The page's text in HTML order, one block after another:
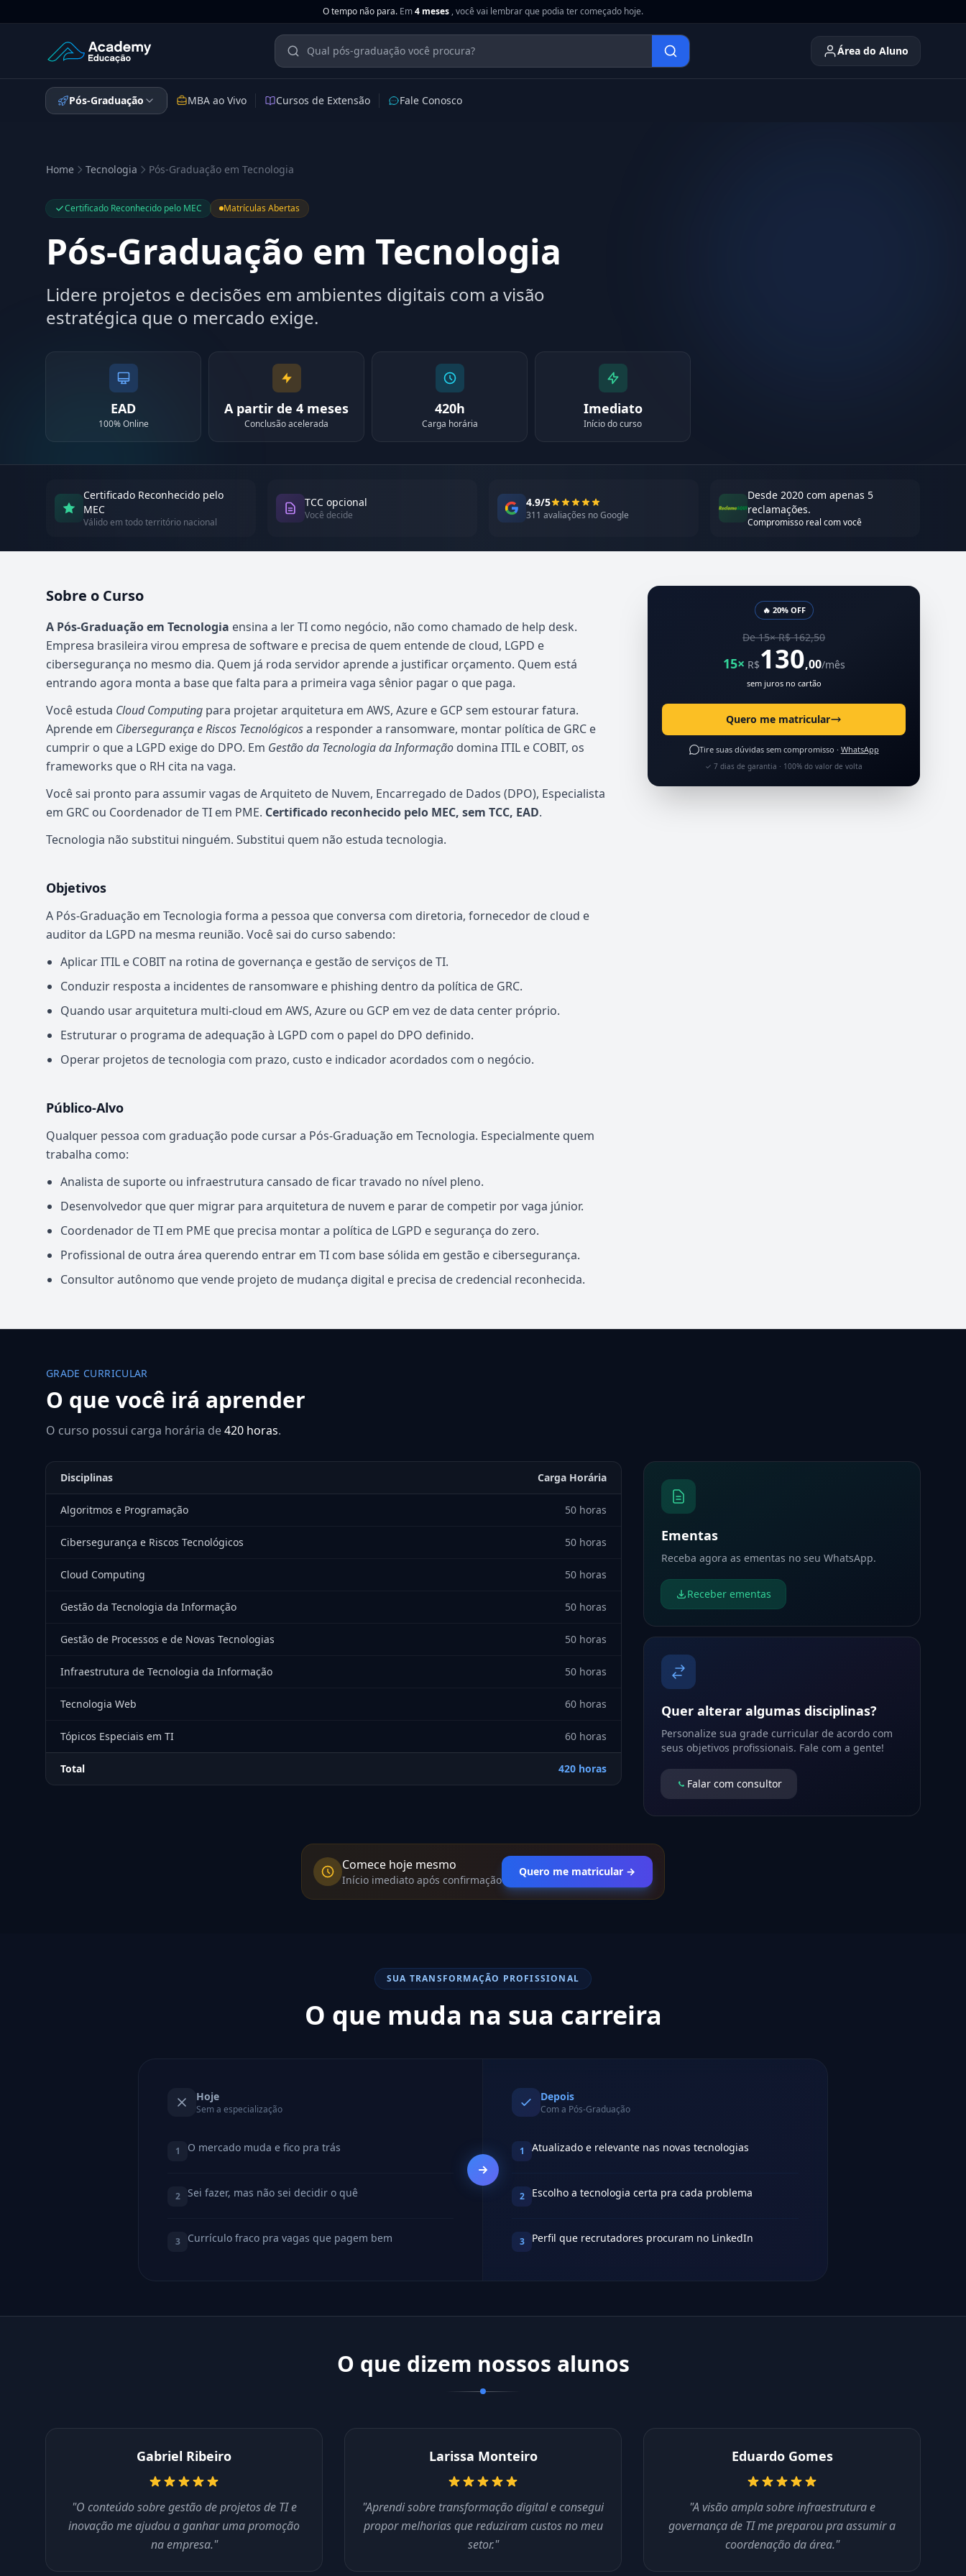
O tempo não para. Em4 meses , você vai lembrar que podia ter começado hoje.
Academy Educação — Página Inicial Área do Aluno
Pós-Graduação MBA ao Vivo Cursos de Extensão Fale Conosco
Home Tecnologia Pós-Graduação em Tecnologia
Certificado Reconhecido pelo MEC Matrículas Abertas
Pós-Graduação em Tecnologia
Lidere projetos e decisões em ambientes digitais com a visão
estratégica que o mercado exige.
EAD
100% Online
A partir de 4 meses
Conclusão acelerada
420h
Carga horária
Imediato
Início do curso
Certificado Reconhecido pelo
MEC
Válido em todo território nacional
TCC opcional
Você decide
4.9/5
311 avaliações no Google
Desde 2020 com apenas 5
reclamações.
Compromisso real com você
Sobre o Curso
Atualizado em abril de 2026
A Pós-Graduação em Tecnologia ensina a ler TI como negócio, não como chamado de help desk.
Empresa brasileira virou empresa de software e precisa de quem entende de cloud, LGPD e
cibersegurança no mesmo dia. Quem já roda servidor aprende a justificar orçamento. Quem está
entrando agora monta a base que falta para a primeira vaga sênior pagar o que paga.
Você estuda Cloud Computing para projetar arquitetura em AWS, Azure e GCP sem estourar fatura.
Aprende em Cibersegurança e Riscos Tecnológicosa responder a ransomware, montar política de GRC e
cumprir o que a LGPD exige do DPO. Em Gestão da Tecnologia da Informação domina ITIL e COBIT, os
frameworks que o RH cita na vaga.
Você sai pronto para assumir vagas de Arquiteto de Nuvem, Encarregado de Dados (DPO), Especialista
em GRC ou Coordenador de TI em PME. Certificado reconhecido pelo MEC, sem TCC, EAD.
Tecnologia não substitui ninguém. Substitui quem não estuda tecnologia.
Objetivos
A Pós-Graduação em Tecnologia forma a pessoa que conversa com diretoria, fornecedor de cloud e
auditor da LGPD na mesma reunião. Você sai do curso sabendo:
Aplicar ITIL e COBIT na rotina de governança e gestão de serviços de TI.
Conduzir resposta a incidentes de ransomware e phishing dentro da política de GRC.
Quando usar arquitetura multi-cloud em AWS, Azure ou GCP em vez de data center próprio.
Estruturar o programa de adequação à LGPD com o papel do DPO definido.
Operar projetos de tecnologia com prazo, custo e indicador acordados com o negócio.
Público-Alvo
Qualquer pessoa com graduação pode cursar a Pós-Graduação em Tecnologia. Especialmente quem
trabalha como:
Analista de suporte ou infraestrutura cansado de ficar travado no nível pleno.
Desenvolvedor que quer migrar para arquitetura de nuvem e parar de competir por vaga júnior.
Coordenador de TI em PME que precisa montar a política de LGPD e segurança do zero.
Profissional de outra área querendo entrar em TI com base sólida em gestão e cibersegurança.
Consultor autônomo que vende projeto de mudança digital e precisa de credencial reconhecida.
🔥 20% OFF
De 15× R$ 162,50
15× R$130,00/mês
sem juros no cartão
Quero me matricular
Tire suas dúvidas sem compromisso · WhatsApp
✓ 7 dias de garantia · 100% do valor de volta
GRADE CURRICULAR
O que você irá aprender
O curso possui carga horária de420 horas.
Disciplinas Carga Horária
Algoritmos e Programação 50 horas
Cibersegurança e Riscos Tecnológicos 50 horas
Cloud Computing 50 horas
Gestão da Tecnologia da Informação 50 horas
Gestão de Processos e de Novas Tecnologias 50 horas
Infraestrutura de Tecnologia da Informação 50 horas
Tecnologia Web 60 horas
Tópicos Especiais em TI 60 horas
Total 420 horas
Ementas
Receba agora as ementas no seu WhatsApp.
Receber ementas
Quer alterar algumas disciplinas?
Personalize sua grade curricular de acordo com
seus objetivos profissionais. Fale com a gente!
Falar com consultor
Comece hoje mesmo
Início imediato após confirmação
Quero me matricular →
SUA TRANSFORMAÇÃO PROFISSIONAL
O que muda na sua carreira
Hoje
Sem a especialização
1 O mercado muda e fico pra trás
2 Sei fazer, mas não sei decidir o quê
3 Currículo fraco pra vagas que pagem bem
Depois
Com a Pós-Graduação
1 Atualizado e relevante nas novas tecnologias
2 Escolho a tecnologia certa pra cada problema
3 Perfil que recrutadores procuram no LinkedIn
O que dizem nossos alunos
Gabriel Ribeiro
"O conteúdo sobre gestão de projetos de TI e
inovação me ajudou a ganhar uma promoção
na empresa."
Larissa Monteiro
"Aprendi sobre transformação digital e consegui
propor melhorias que reduziram custos no meu
setor."
Eduardo Gomes
"A visão ampla sobre infraestrutura e
governança de TI me preparou pra assumir a
coordenação da área."